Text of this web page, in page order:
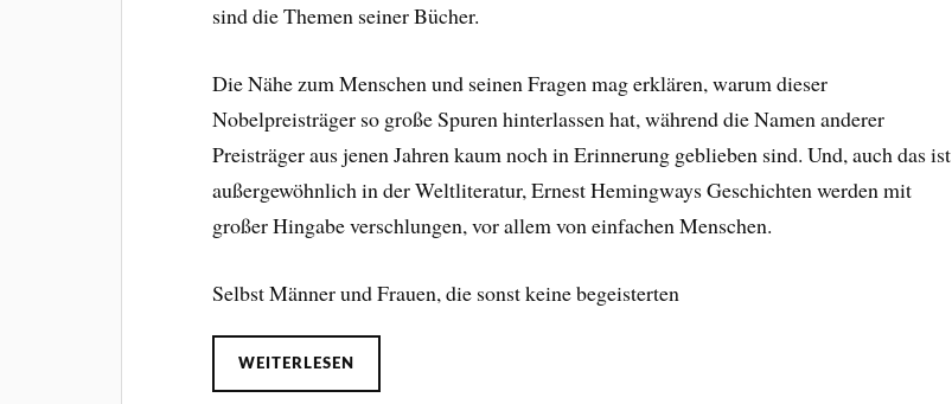
sind die Themen seiner Bücher.
Die Nähe zum Menschen und seinen Fragen mag erklären, warum dieser
Nobelpreisträger so große Spuren hinterlassen hat, während die Namen anderer
Preisträger aus jenen Jahren kaum noch in Erinnerung geblieben sind. Und, auch das ist
außergewöhnlich in der Weltliteratur, Ernest Hemingways Geschichten werden mit
großer Hingabe verschlungen, vor allem von einfachen Menschen.
Selbst Männer und Frauen, die sonst keine begeisterten
WEITERLESEN